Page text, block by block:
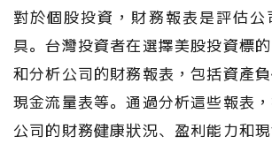
對於個股投資，財務報表是評估公
具。台灣投資者在選擇美股投資標
和分析公司的財務報表，包括資產
現金流量表等。通過分析這些報表
公司的財務健康狀況、盈利能力和